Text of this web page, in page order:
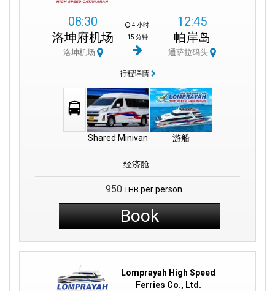
08:30
洛坤府机场
洛坤机场
4 小时
15 分钟
12:45
帕岸岛
通萨拉码头
行程详情
Shared Minivan 游船
经济舱
950 THB per person
Book
Lomprayah High Speed
Ferries Co., Ltd.